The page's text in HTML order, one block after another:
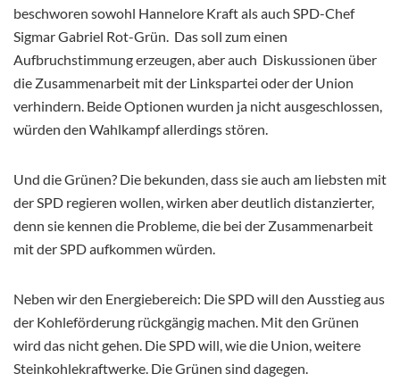
beschworen sowohl Hannelore Kraft als auch SPD-Chef
Sigmar Gabriel Rot-Grün. Das soll zum einen
Aufbruchstimmung erzeugen, aber auch Diskussionen über
die Zusammenarbeit mit der Linkspartei oder der Union
verhindern. Beide Optionen wurden ja nicht ausgeschlossen,
würden den Wahlkampf allerdings stören.
Und die Grünen? Die bekunden, dass sie auch am liebsten mit
der SPD regieren wollen, wirken aber deutlich distanzierter,
denn sie kennen die Probleme, die bei der Zusammenarbeit
mit der SPD aufkommen würden.
Neben wir den Energiebereich: Die SPD will den Ausstieg aus
der Kohleförderung rückgängig machen. Mit den Grünen
wird das nicht gehen. Die SPD will, wie die Union, weitere
Steinkohlekraftwerke. Die Grünen sind dagegen.